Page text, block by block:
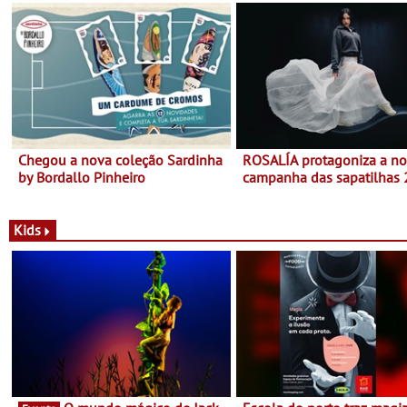
Chegou a nova coleção Sardinha
by Bordallo Pinheiro
ROSALÍA protagoniza a
campanha das sapatilhas
Kids